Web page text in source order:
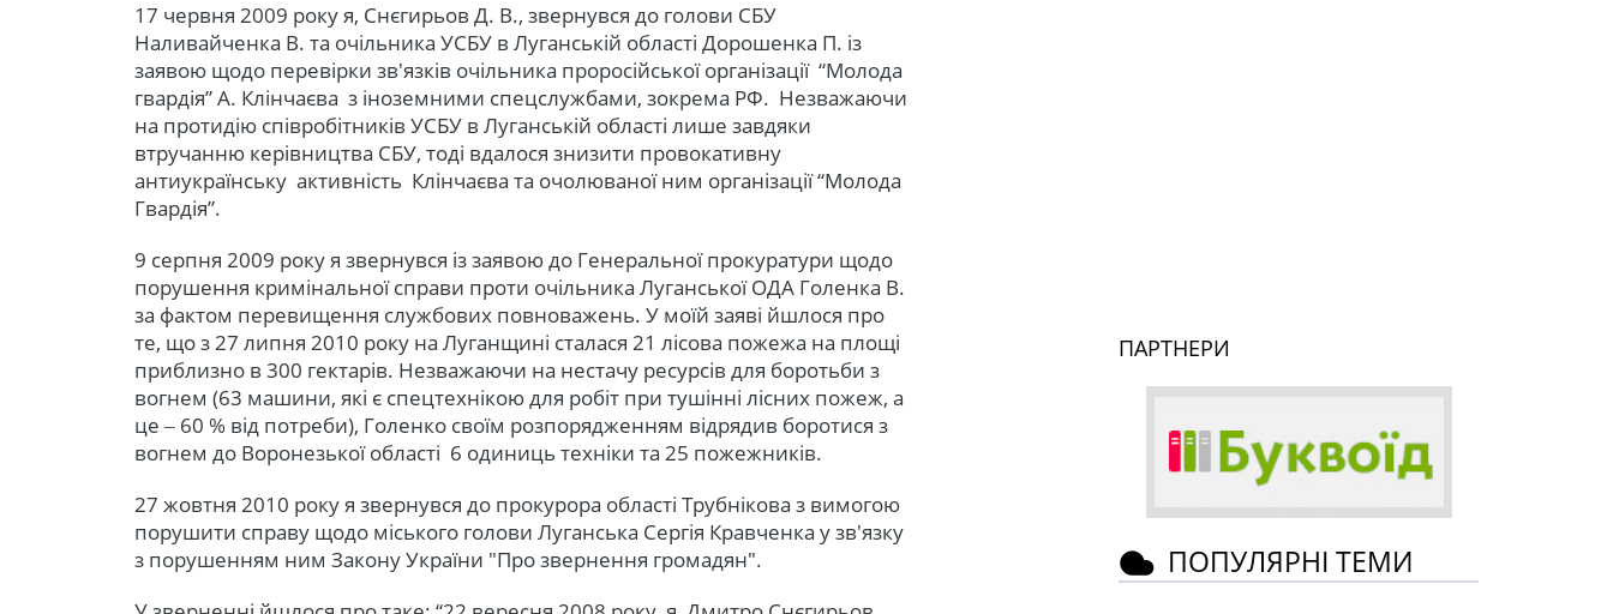
17 червня 2009 року я, Снєгирьов Д. В., звернувся до голови СБУ
Наливайченка В. та очільника УСБУ в Луганській області Дорошенка П. із
заявою щодо перевірки зв'язків очільника проросійської організації “Молода
гвардія” А. Клінчаєва з іноземними спецслужбами, зокрема РФ. Незважаючи
на протидію співробітників УСБУ в Луганській області лише завдяки
втручанню керівництва СБУ, тоді вдалося знизити провокативну
антиукраїнську активність Клінчаєва та очолюваної ним організації “Молода
Гвардія”.
9 серпня 2009 року я звернувся із заявою до Генеральної прокуратури щодо
порушення кримінальної справи проти очільника Луганської ОДА Голенка В.
за фактом перевищення службових повноважень. У моїй заяві йшлося про
те, що з 27 липня 2010 року на Луганщині сталася 21 лісова пожежа на площі
приблизно в 300 гектарів. Незважаючи на нестачу ресурсів для боротьби з
вогнем (63 машини, які є спецтехнікою для робіт при тушінні лісних пожеж, а
це ‒ 60 % від потреби), Голенко своїм розпорядженням відрядив боротися з
вогнем до Воронезької області 6 одиниць техніки та 25 пожежників.
27 жовтня 2010 року я звернувся до прокурора області Трубнікова з вимогою
порушити справу щодо міського голови Луганська Сергія Кравченка у зв'язку
з порушенням ним Закону України "Про звернення громадян".
ПАРТНЕРИ
ПОПУЛЯРНІ ТЕМИ